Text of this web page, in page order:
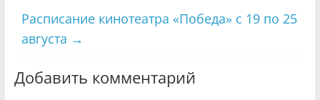
Расписание кинотеатра «Победа» с 19 по 25
августа →
Добавить комментарий